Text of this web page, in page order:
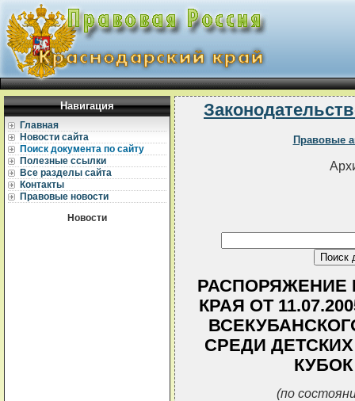
Навигация
Главная
Новости сайта
Поиск документа по сайту
Полезные ссылки
Все разделы сайта
Контакты
Правовые новости
Новости
Правовые
РАСПОРЯЖЕНИЕ
КРАЯ ОТ
СРЕДИ
(по